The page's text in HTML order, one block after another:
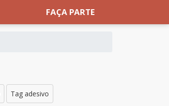
FAÇA PARTE
Tag adesivo